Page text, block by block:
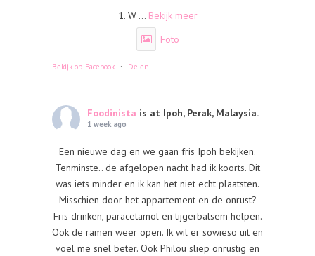
1. W ... Bekijk meer
Foto
Bekijk op Facebook · Delen
Foodinista is at Ipoh, Perak, Malaysia.
1 week ago
Een nieuwe dag en we gaan fris Ipoh bekijken.
Tenminste.. de afgelopen nacht had ik koorts. Dit
was iets minder en ik kan het niet echt plaatsten.
Misschien door het appartement en de onrust?
Fris drinken, paracetamol en tijgerbalsem helpen.
Ook de ramen weer open. Ik wil er sowieso uit en
voel me snel beter. Ook Philou sliep onrustig en